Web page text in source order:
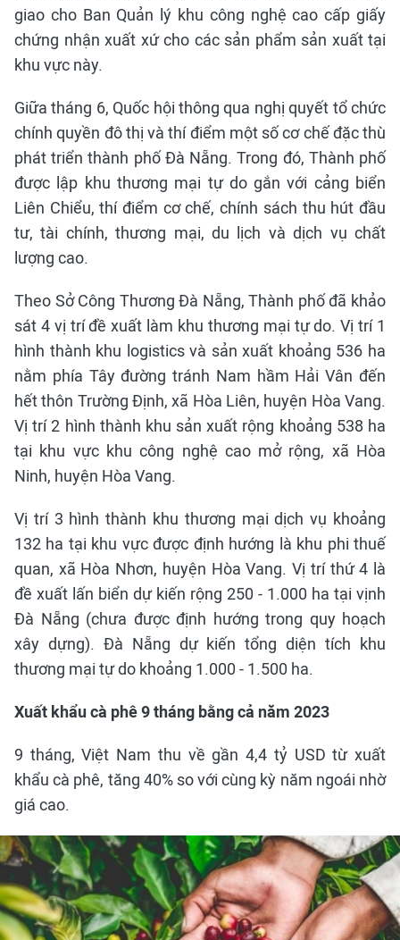
giao cho Ban Quản lý khu công nghệ cao cấp giấy
chứng nhận xuất xứ cho các sản phẩm sản xuất tại
khu vực này.
Giữa tháng 6, Quốc hội thông qua nghị quyết tổ chức
chính quyền đô thị và thí điểm một số cơ chế đặc thù
phát triển thành phố Đà Nẵng. Trong đó, Thành phố
được lập khu thương mại tự do gắn với cảng biển
Liên Chiểu, thí điểm cơ chế, chính sách thu hút đầu
tư, tài chính, thương mại, du lịch và dịch vụ chất
lượng cao.
Theo Sở Công Thương Đà Nẵng, Thành phố đã khảo
sát 4 vị trí đề xuất làm khu thương mại tự do. Vị trí 1
hình thành khu logistics và sản xuất khoảng 536 ha
nằm phía Tây đường tránh Nam hầm Hải Vân đến
hết thôn Trường Định, xã Hòa Liên, huyện Hòa Vang.
Vị trí 2 hình thành khu sản xuất rộng khoảng 538 ha
tại khu vực khu công nghệ cao mở rộng, xã Hòa
Ninh, huyện Hòa Vang.
Vị trí 3 hình thành khu thương mại dịch vụ khoảng
132 ha tại khu vực được định hướng là khu phi thuế
quan, xã Hòa Nhơn, huyện Hòa Vang. Vị trí thứ 4 là
đề xuất lấn biển dự kiến rộng 250 - 1.000 ha tại vịnh
Đà Nẵng (chưa được định hướng trong quy hoạch
xây dựng). Đà Nẵng dự kiến tổng diện tích khu
thương mại tự do khoảng 1.000 - 1.500 ha.
Xuất khẩu cà phê 9 tháng bằng cả năm 2023
9 tháng, Việt Nam thu về gần 4,4 tỷ USD từ xuất
khẩu cà phê, tăng 40% so với cùng kỳ năm ngoái nhờ
giá cao.